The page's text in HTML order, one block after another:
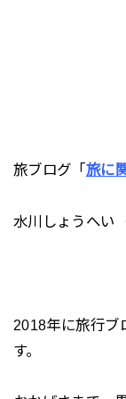
旅ブログ「旅に
水川しょうへい
2018年に旅行ブ
す。